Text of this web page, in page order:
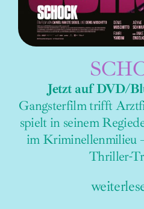
Jetzt auf DVD/
Gangsterfilm trifft
spielt in seinem
im Kriminellenmilieu
Thriller-